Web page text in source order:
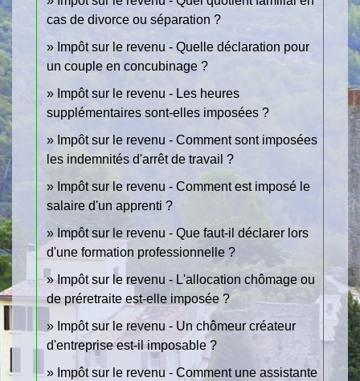
cas de divorce ou séparation ?
Impôt sur le revenu - Quelle déclaration pour
un couple en concubinage ?
Impôt sur le revenu - Les heures
supplémentaires sont-elles imposées ?
Impôt sur le revenu - Comment sont imposées
les indemnités d'arrêt de travail ?
Impôt sur le revenu - Comment est imposé le
salaire d'un apprenti ?
Impôt sur le revenu - Que faut-il déclarer lors
d'une formation professionnelle ?
Impôt sur le revenu - L'allocation chômage ou
de préretraite est-elle imposée ?
Impôt sur le revenu - Un chômeur créateur
d'entreprise est-il imposable ?
Impôt sur le revenu - Comment une assistante